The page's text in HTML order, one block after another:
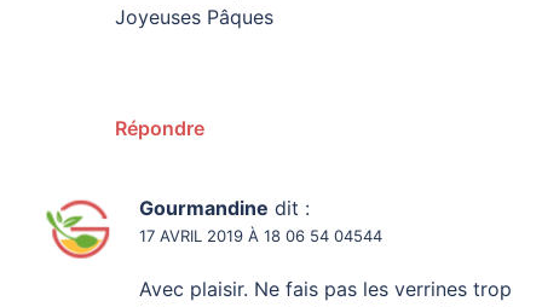
Joyeuses Pâques
Répondre
Gourmandine dit :
17 AVRIL 2019 À 18 06 54 04544
Avec plaisir. Ne fais pas les verrines trop